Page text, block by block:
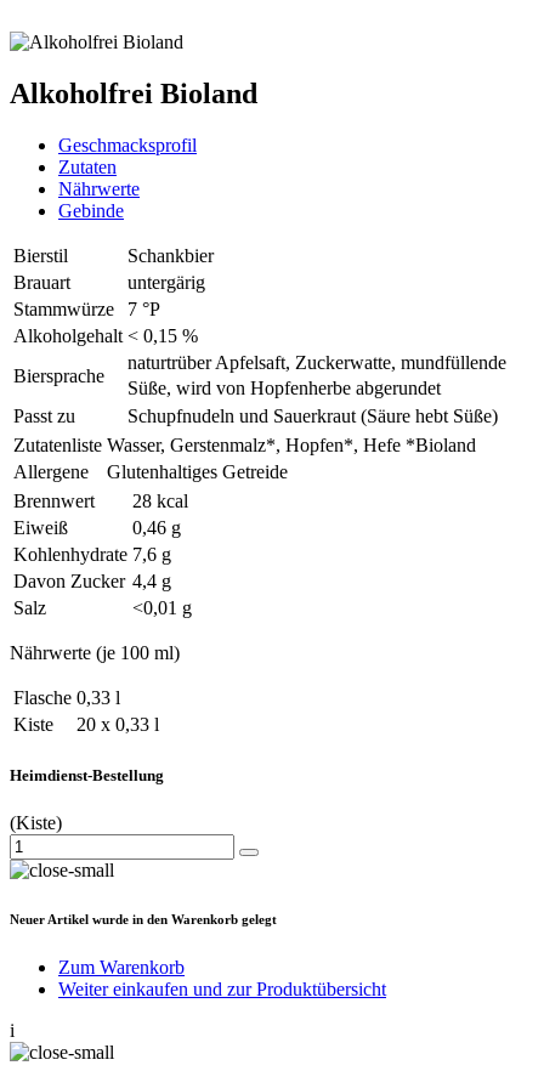
Alkoholfrei Bioland
Geschmacksprofil
Zutaten
Nährwerte
Gebinde
Bierstil
Schankbier
Brauart
untergärig
Stammwürze
7 °P
Alkoholgehalt < 0,15 %
Biersprache
naturtrüber Apfelsaft, Zuckerwatte, mundfüllende
Süße, wird von Hopfenherbe abgerundet
Passt zu
Schupfnudeln und Sauerkraut (Säure hebt Süße)
Zutatenliste Wasser, Gerstenmalz*, Hopfen*, Hefe *Bioland
Allergene
Glutenhaltiges Getreide
Brennwert
28 kcal
Eiweiß
0,46 g
Kohlenhydrate 7,6 g
Davon Zucker 4,4 g
Salz
<0,01 g
Nährwerte (je 100 ml)
Flasche 0,33 l
Kiste
20 x 0,33 l
Heimdienst-Bestellung
(Kiste)
Neuer Artikel wurde in den Warenkorb gelegt
Zum Warenkorb
Weiter einkaufen und zur Produktübersicht
i